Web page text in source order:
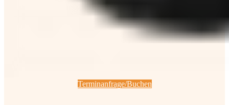
Terminanfrage/Buchen